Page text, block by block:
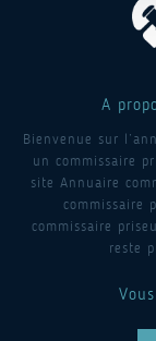
A
Bienvenue sur
un commissaire
site Annuaire
commissaire
commissaire
reste